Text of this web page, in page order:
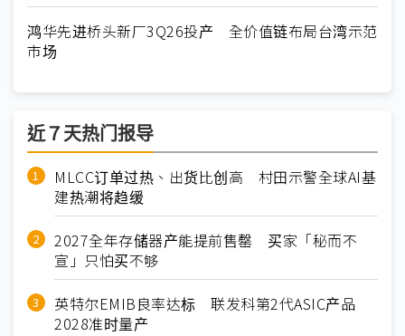
鸿华先进桥头新厂3Q26投产 全价值链布局台湾示范
市场
近７天热门报导
MLCC订单过热、出货比创高 村田示警全球AI基
建热潮将趋缓
2027全年存储器产能提前售罄 买家「秘而不
宣」只怕买不够
英特尔EMIB良率达标 联发科第2代ASIC产品
2028准时量产